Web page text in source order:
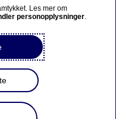
Les mer om
personopplysninger.